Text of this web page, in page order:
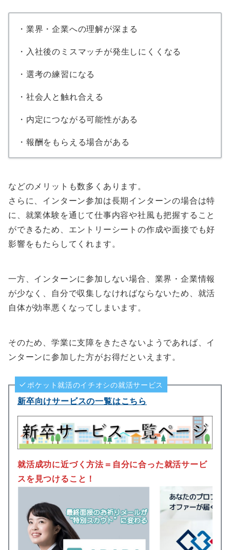
・業界・企業への理解が深まる
・入社後のミスマッチが発生しにくくなる
・選考の練習になる
・社会人と触れ合える
・内定につながる可能性がある
・報酬をもらえる場合がある
などのメリットも数多くあります。
さらに、インターン参加は長期インターンの場合は特
に、就業体験を通じて仕事内容や社風も把握すること
ができるため、エントリーシートの作成や面接でも好
影響をもたらしてくれます。
一方、インターンに参加しない場合、業界・企業情報
が少なく、自分で収集しなければならないため、就活
自体が効率悪くなってしまいます。
そのため、学業に支障をきたさないようであれば、イ
ンターンに参加した方がお得だといえます。
ポケット就活のイチオシの就活サービス
新卒向けサービスの一覧はこちら
就活成功に近づく方法＝自分に合った就活サービ
スを見つけること！